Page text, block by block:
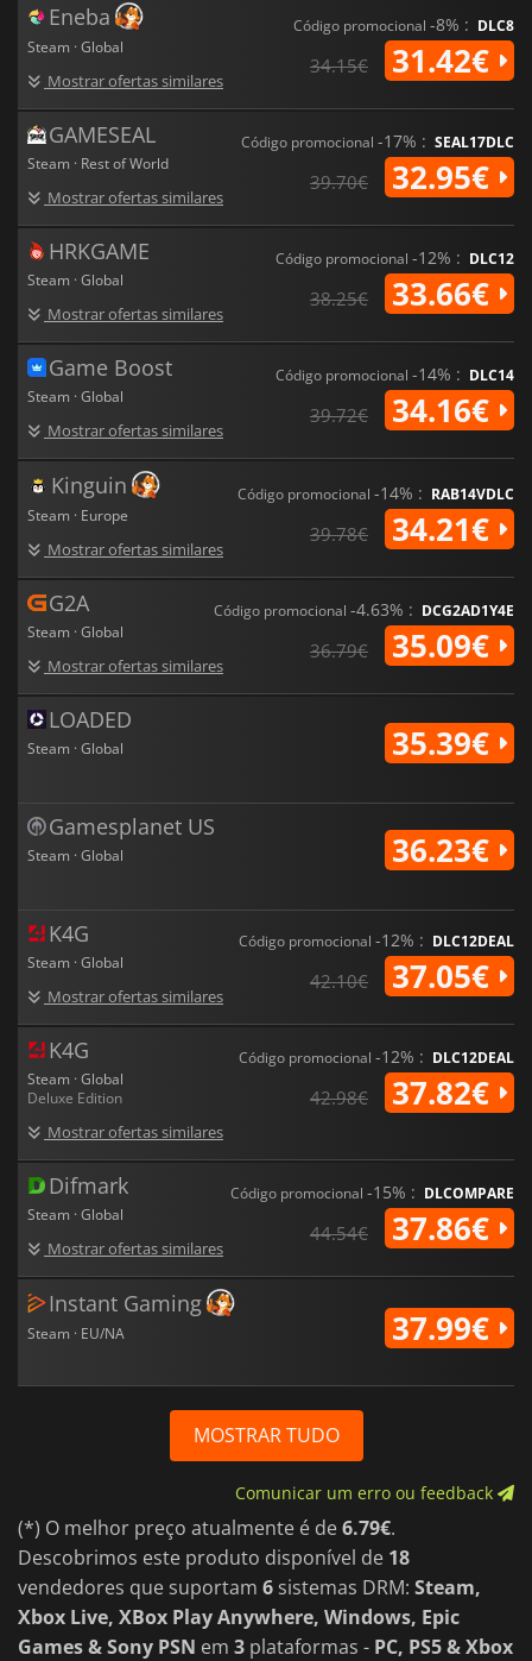
Jurassic World Evolution 3
O jogo de aventura "A Fazenda de
Dinossauros" oferece uma experiência rica e imersiva, repleta
de estratégia, criatividade e dinossauros inspiradores.
Construa o seu parque de sonho e deixe o mundo pré-
histórico prosperar sob a sua orientação.
Eneba
Steam · Global
Mostrar ofertas similares
Código promocional -8% : DLC8
34.15€ 31.42€
GAMESEAL
Steam · Rest of World
Mostrar ofertas similares
Código promocional -17% : SEAL17DLC
39.70€ 32.95€
HRKGAME
Steam · Global
Mostrar ofertas similares
Código promocional -12% : DLC12
38.25€ 33.66€
Game Boost
Steam · Global
Mostrar ofertas similares
Código promocional -14% : DLC14
39.72€ 34.16€
Kinguin
Steam · Europe
Mostrar ofertas similares
Código promocional -14% : RAB14VDLC
39.78€ 34.21€
G2A
Steam · Global
Mostrar ofertas similares
Código promocional -4.63% : DCG2AD1Y4E
36.79€ 35.09€
LOADED
Steam · Global 35.39€
Gamesplanet US
Steam · Global 36.23€
K4G
Steam · Global
Mostrar ofertas similares
Código promocional -12% : DLC12DEAL
42.10€ 37.05€
K4G
Steam · Global
Deluxe Edition
Mostrar ofertas similares
Código promocional -12% : DLC12DEAL
42.98€ 37.82€
Difmark
Steam · Global
Mostrar ofertas similares
Código promocional -15% : DLCOMPARE
44.54€ 37.86€
Instant Gaming
Steam · EU/NA 37.99€
MOSTRAR TUDO
Comunicar um erro ou feedback
(*) O melhor preço atualmente é de6.79€.
Descobrimos este produto disponível de 18
vendedores que suportam 6 sistemas DRM: Steam,
Xbox Live, XBox Play Anywhere, Windows, Epic
Games & Sony PSN em 3 plataformas - PC, PS5 & Xbox